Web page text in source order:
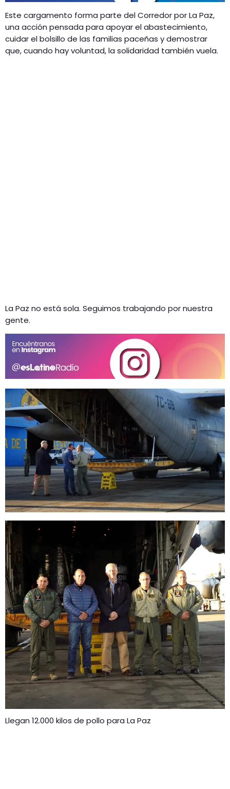
Este cargamento forma parte del Corredor por La Paz,
una acción pensada para apoyar el abastecimiento,
cuidar el bolsillo de las familias paceñas y demostrar
que, cuando hay voluntad, la solidaridad también vuela.
La Paz no está sola. Seguimos trabajando por nuestra
gente.
Llegan 12.000 kilos de pollo para La Paz